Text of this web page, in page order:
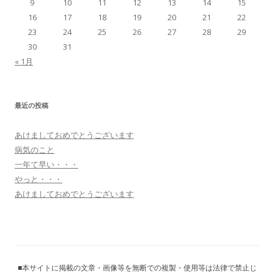
9
10 11 12 13 14
15
16
17 18 19 20 21
22
23
24 25 26 27 28
29
30
31
« 1月
最近の投稿
あけましておめでとうございます
病気のこと
一年て早い・・・
やっと・・・
あけましておめでとうございます
■本サイトに掲載の文章・画像等を無断での複製・使用等は法律で禁止じ